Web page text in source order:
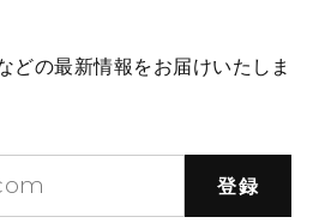
どの最新情報をお届けいたしま
登録